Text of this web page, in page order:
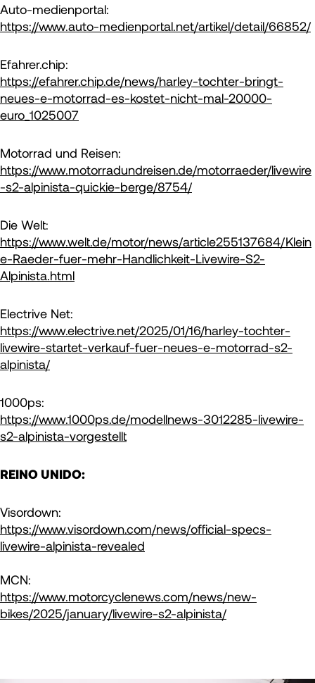
Auto-medienportal:
https://www.auto-medienportal.net/artikel/detail/66852/
Efahrer.chip:
https://efahrer.chip.de/news/harley-tochter-bringt-
neues-e-motorrad-es-kostet-nicht-mal-20000-
euro_1025007
Motorrad und Reisen:
https://www.motorradundreisen.de/motorraeder/livewire
-s2-alpinista-quickie-berge/8754/
Die Welt:
https://www.welt.de/motor/news/article255137684/Klein
e-Raeder-fuer-mehr-Handlichkeit-Livewire-S2-
Alpinista.html
Electrive Net:
https://www.electrive.net/2025/01/16/harley-tochter-
livewire-startet-verkauf-fuer-neues-e-motorrad-s2-
alpinista/
1000ps:
https://www.1000ps.de/modellnews-3012285-livewire-
s2-alpinista-vorgestellt
REINO UNIDO:
Visordown:
https://www.visordown.com/news/official-specs-
livewire-alpinista-revealed
MCN:
https://www.motorcyclenews.com/news/new-
bikes/2025/january/livewire-s2-alpinista/